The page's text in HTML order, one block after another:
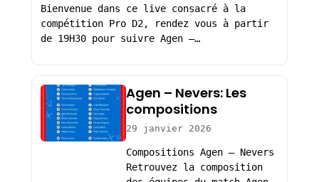
Bienvenue dans ce live consacré à la
compétition Pro D2, rendez vous à partir
de 19H30 pour suivre Agen –…
Agen – Nevers: Les
compositions
29 janvier 2026
Compositions Agen – Nevers
Retrouvez la composition